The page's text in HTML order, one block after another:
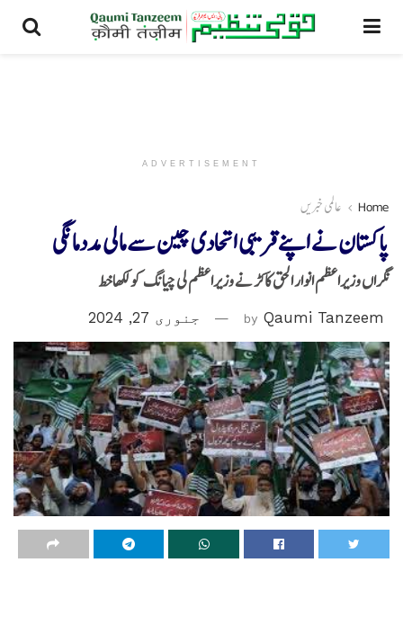
ADVERTISEMENT
Home عالمی خبریں
پاکستان نے اپنے قریبی اتحادی چین سے مالی مددمانگی
نگراں وزیراعظم انوار الحق کاکڑ نے وزیراعظم لی چیانگ کو لکھاخط
by Qaumi Tanzeem جنوری 27, 2024